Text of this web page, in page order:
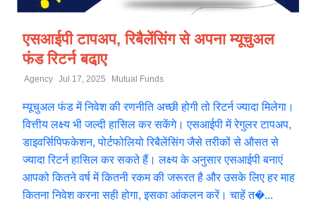
एसआईपी टापअप, रिबैलेंसिंग से अपना म्यूचुअल
फंड रिटर्न बढा़ए
Agency Jul 17, 2025 Mutual Funds
म्यूचुअल फंड में निवेश की रणनीति अच्छी होगी तो रिटर्न ज्यादा मिलेगा।
वित्तीय लक्ष्य भी जल्दी हासिल कर सकेंगे। एसआईपी में रेगुलर टापअप,
डाइवर्सिपिफकेशन, पोर्टफोलियो रिबैलेंसिंग जैसे तरीकों से औसत से
ज्यादा रिटर्न हासिल कर सकते हैं। लक्ष्य के अनुसार एसआईपी बनाएं
आपको कितने वर्ष में कितनी रकम की जरूरत है और उसके लिए हर माह
कितना निवेश करना सही होगा, इसका आंकलन करें। चाहें त�...